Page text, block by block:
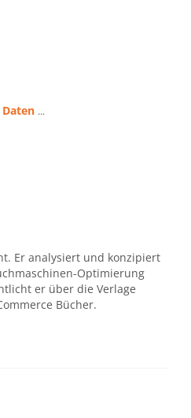
...
Er analysiert und konzipiert
Optimierung
er über die Verlage
Bücher.